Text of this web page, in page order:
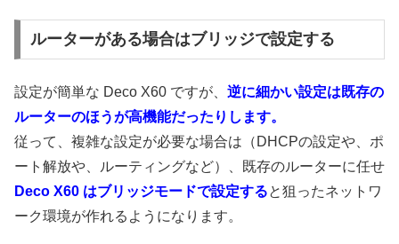
ルーターがある場合はブリッジで設定する
設定が簡単な Deco X60 ですが、 逆に細かい設定は既存の
ルーターのほうが高機能だったりします。
従って、複雑な設定が必要な場合は（DHCPの設定や、ポ
ート解放や、ルーティングなど）、既存のルーターに任せ
Deco X60 はブリッジモードで設定すると狙ったネットワ
ーク環境が作れるようになります。